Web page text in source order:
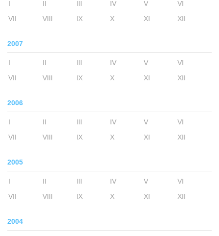
I II III IV V
VI
VII
VIII IX X XI XII
2007
I II III IV V
VI
VII
VIII IX X XI XII
2006
I II III IV V
VI
VII
VIII IX X XI XII
2005
I II III IV V
VI
VII
VIII IX X XI XII
2004